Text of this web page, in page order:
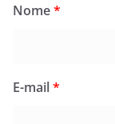
Nome*
E-mail*